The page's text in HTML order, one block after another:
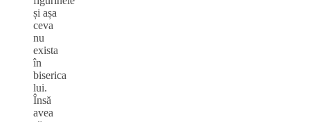
și așa
ceva
nu
exista
în
biserica
lui.
Însă
avea